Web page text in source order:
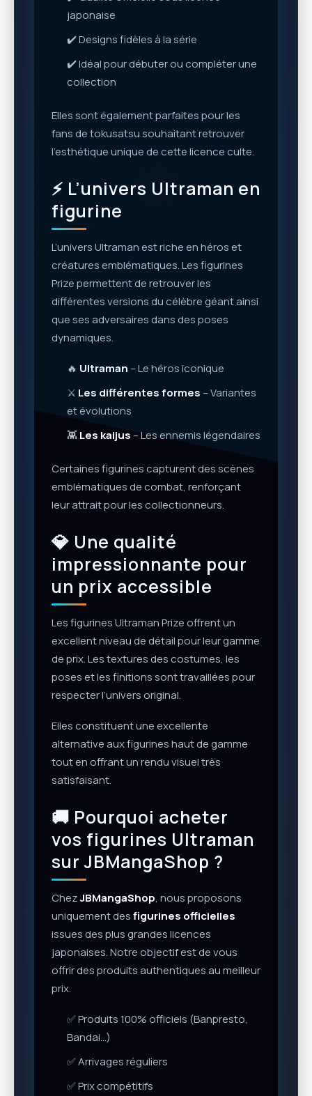
japonaise
✔️ Designs fidèles à la série
✔️ Idéal pour débuter ou compléter une
collection
Elles sont également parfaites pour les
fans de tokusatsu souhaitant retrouver
l’esthétique unique de cette licence culte.
⚡ L’univers Ultraman en
figurine
L’univers Ultraman est riche en héros et
créatures emblématiques. Les figurines
Prize permettent de retrouver les
différentes versions du célèbre géant ainsi
que ses adversaires dans des poses
dynamiques.
🔥 Ultraman – Le héros iconique
⚔️ Les différentes formes – Variantes
et évolutions
👾 Les kaijus – Les ennemis légendaires
Certaines figurines capturent des scènes
emblématiques de combat, renforçant
leur attrait pour les collectionneurs.
💎 Une qualité
impressionnante pour
un prix accessible
Les figurines Ultraman Prize offrent un
excellent niveau de détail pour leur gamme
de prix. Les textures des costumes, les
poses et les finitions sont travaillées pour
respecter l’univers original.
Elles constituent une excellente
alternative aux figurines haut de gamme
tout en offrant un rendu visuel très
satisfaisant.
🚚 Pourquoi acheter
vos figurines Ultraman
sur JBMangaShop ?
ChezJBMangaShop, nous proposons
uniquement desfigurines officielles
issues des plus grandes licences
japonaises. Notre objectif est de vous
offrir des produits authentiques au meilleur
prix.
✅ Produits 100% officiels (Banpresto,
Bandai…)
✅ Arrivages réguliers
✅ Prix compétitifs